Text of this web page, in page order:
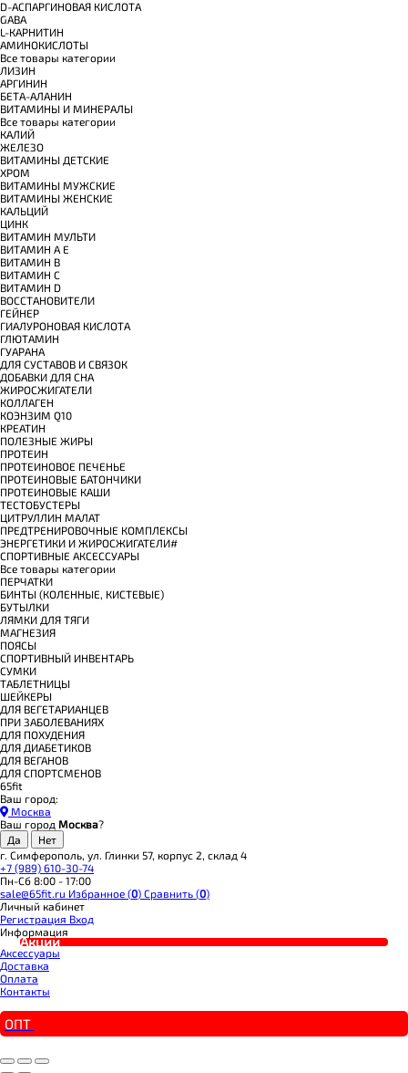
D-АСПАРГИНОВАЯ КИСЛОТА
GABA
L-КАРНИТИН
АМИНОКИСЛОТЫ
Все товары категории
ЛИЗИН
АРГИНИН
БЕТА-АЛАНИН
ВИТАМИНЫ И МИНЕРАЛЫ
Все товары категории
КАЛИЙ
ЖЕЛЕЗО
ВИТАМИНЫ ДЕТСКИЕ
ХРОМ
ВИТАМИНЫ МУЖСКИЕ
ВИТАМИНЫ ЖЕНСКИЕ
КАЛЬЦИЙ
ЦИНК
ВИТАМИН МУЛЬТИ
ВИТАМИН A E
ВИТАМИН B
ВИТАМИН C
ВИТАМИН D
ВОССТАНОВИТЕЛИ
ГЕЙНЕР
ГИАЛУРОНОВАЯ КИСЛОТА
ГЛЮТАМИН
ГУАРАНА
ДЛЯ СУСТАВОВ И СВЯЗОК
ДОБАВКИ ДЛЯ СНА
ЖИРОСЖИГАТЕЛИ
КОЛЛАГЕН
КОЭНЗИМ Q10
КРЕАТИН
ПОЛЕЗНЫЕ ЖИРЫ
ПРОТЕИН
ПРОТЕИНОВОЕ ПЕЧЕНЬЕ
ПРОТЕИНОВЫЕ БАТОНЧИКИ
ПРОТЕИНОВЫЕ КАШИ
ТЕСТОБУСТЕРЫ
ЦИТРУЛЛИН МАЛАТ
ПРЕДТРЕНИРОВОЧНЫЕ КОМПЛЕКСЫ
ЭНЕРГЕТИКИ И ЖИРОСЖИГАТЕЛИ#
СПОРТИВНЫЕ АКСЕССУАРЫ
Все товары категории
ПЕРЧАТКИ
БИНТЫ (КОЛЕННЫЕ, КИСТЕВЫЕ)
БУТЫЛКИ
ЛЯМКИ ДЛЯ ТЯГИ
МАГНЕЗИЯ
ПОЯСЫ
СПОРТИВНЫЙ ИНВЕНТАРЬ
СУМКИ
ТАБЛЕТНИЦЫ
ШЕЙКЕРЫ
ДЛЯ ВЕГЕТАРИАНЦЕВ
ПРИ ЗАБОЛЕВАНИЯХ
ДЛЯ ПОХУДЕНИЯ
ДЛЯ ДИАБЕТИКОВ
ДЛЯ ВЕГАНОВ
ДЛЯ СПОРТСМЕНОВ
65fit
Ваш город:
Москва
Ваш город Москва?
г. Симферополь, ул. Глинки 57, корпус 2, склад 4
+7 (989) 610-30-74
Пн-Сб 8:00 - 17:00
sale@65fit.ru Избранное (0) Сравнить (0)
Личный кабинет
Регистрация Вход
Информация
Акции
Аксессуары
Доставка
Оплата
Контакты
ОПТ